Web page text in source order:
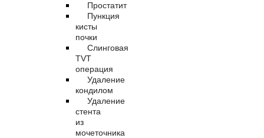
Простатит
Пункция
кисты
почки
Слинговая
TVT
операция
Удаление
кондилом
Удаление
стента
из
мочеточника